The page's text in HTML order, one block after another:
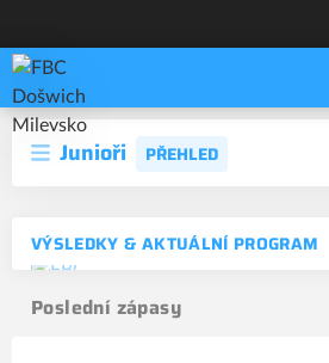
FBC Došwich Milevsko
Junioři PŘEHLED
VÝSLEDKY & AKTUÁLNÍ PROGRAM
Poslední zápasy